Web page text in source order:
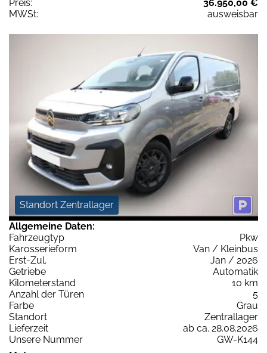
Preis:
36.950,00 €
MWSt:
ausweisbar
Standort Zentrallager
Allgemeine Daten:
Fahrzeugtyp
Pkw
Karosserieform
Van / Kleinbus
Erst-Zul.
Jan / 2026
Getriebe
Automatik
Kilometerstand
10 km
Anzahl der Türen
5
Farbe
Grau
Standort
Zentrallager
Lieferzeit
ab ca. 28.08.2026
Unsere Nummer
GW-K144